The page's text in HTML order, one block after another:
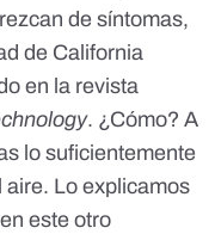
de síntomas,
de California
en la revista
. ¿Cómo? A
lo suficientemente
aire. Lo explicamos
en este otro